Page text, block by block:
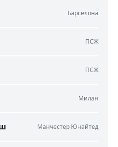
Барселона
ПСЖ
ПСЖ
Милан
Манчестер Юнайтед